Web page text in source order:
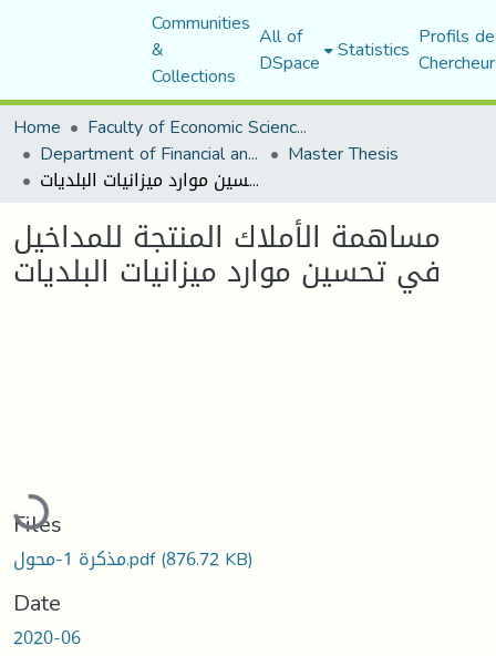
Communities
&
Collections
All of
DSpace Statistics Profils
Home
Faculty of Economic Sciences, Commerce and Management Sciences
Department of Financial and Accounting Sciences Master Thesis
مساهمة الأملاك المنتجة للمداخيل في تحسين موارد ميزانيات البلديات
مساهمة الأملاك المنتجة للمداخيل
في تحسين موارد ميزانيات البلديات
Loading...
Files
مذكرة 1-محول.pdf(876.72 KB)
Date
2020-06